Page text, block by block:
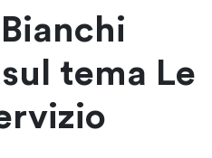
tema Le